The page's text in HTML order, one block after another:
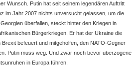
Wunsch. Putin hat seit seinem legendären Auftritt
im Jahr 2007 nichts unversucht gelassen, um die
überfallen, steckt hinter den Kriegen in
Bürgerkriegen. Er hat der Ukraine die
befeuert und mitgeholfen, den NATO-Gegner
Putin muss weg. Und zwar noch bevor überzogene
in Europa führen.